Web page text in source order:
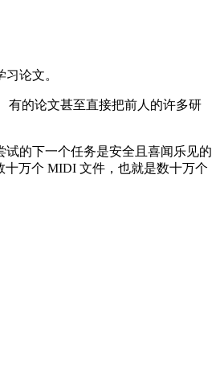
论文。
的论文甚至直接把前人的许多研
的下一个任务是安全且喜闻乐见的
十万个 MIDI 文件，也就是数十万个